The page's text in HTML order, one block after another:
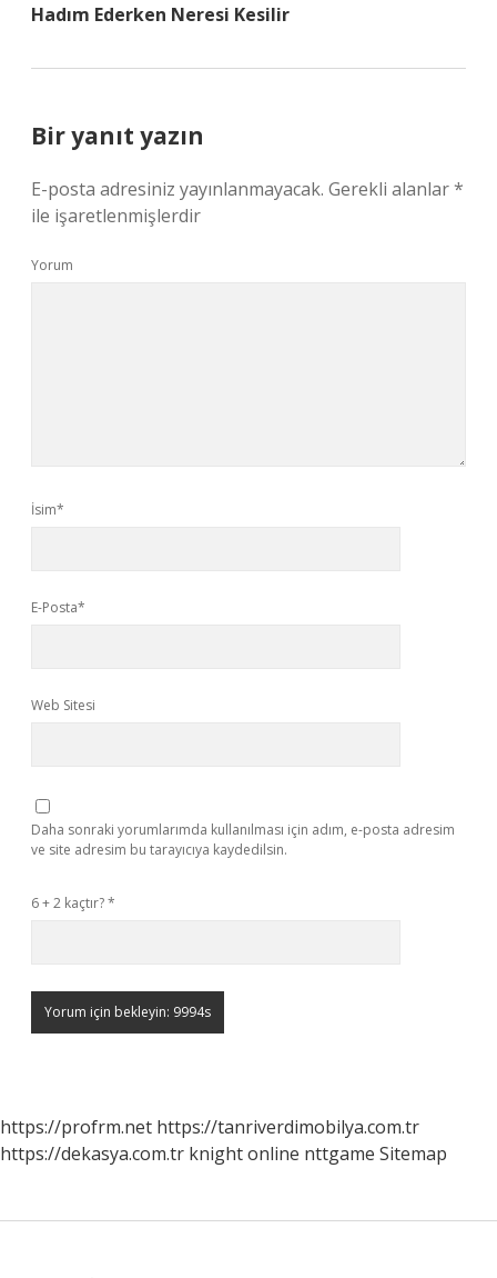
Hadım Ederken Neresi Kesilir
Bir yanıt yazın
E-posta adresiniz yayınlanmayacak. Gerekli alanlar*
ile işaretlenmişlerdir
Yorum
İsim*
E-Posta*
Web Sitesi
Daha sonraki yorumlarımda kullanılması için adım, e-posta adresim
ve site adresim bu tarayıcıya kaydedilsin.
6 + 2 kaçtır?*
https://profrm.net https://tanriverdimobilya.com.tr
https://dekasya.com.tr knight online nttgame Sitemap